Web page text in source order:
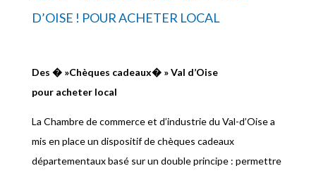
D’OISE ! POUR ACHETER LOCAL
Des � »Chèques cadeaux� » Val d’Oise
pour acheter local
La Chambre de commerce et d’industrie du Val-d’Oise a
mis en place un dispositif de chèques cadeaux
départementaux basé sur un double principe : permettre